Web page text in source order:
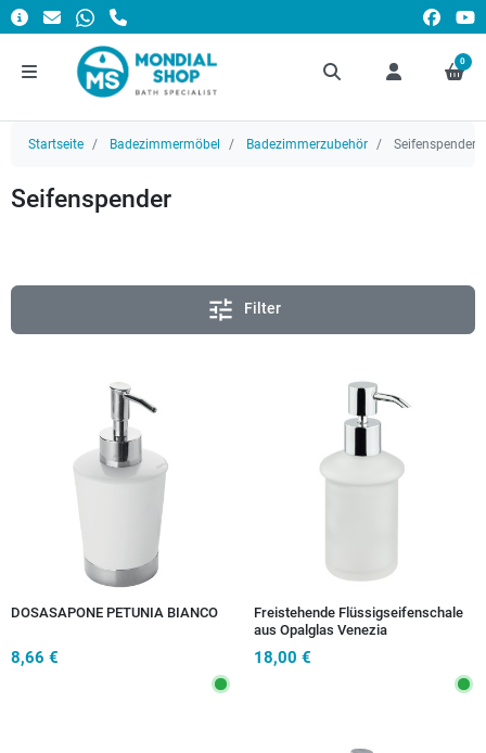
0
Startseite Badezimmermöbel Badezimmerzubehör Seifenspender
Seifenspender
tune Filter
DOSASAPONE PETUNIA BIANCO
8,66 €
Freistehende Flüssigseifenschale
aus Opalglas Venezia
18,00 €